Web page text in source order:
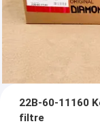
22B-60-11160
filtre